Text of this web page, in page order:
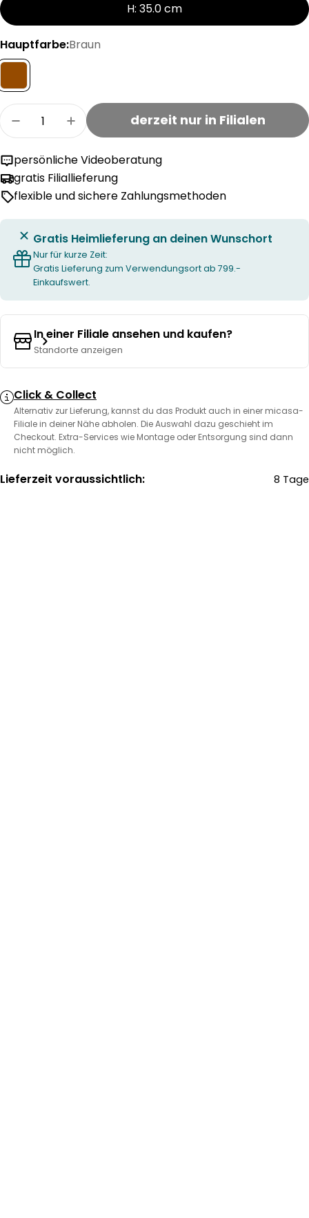
H: 35.0 cm
Hauptfarbe:Braun
Menge
Menge für ELVA Salontisch verringern
Menge für ELVA Salontisch erhöhen
derzeit nur in Filialen
persönliche Videoberatung
gratis Filiallieferung
flexible und sichere Zahlungsmethoden
Gratis Heimlieferung an deinen Wunschort
Nur für kurze Zeit:
Gratis Lieferung zum Verwendungsort ab 799.-
Einkaufswert.
In einer Filiale ansehen und kaufen?
Standorte anzeigen
Click & Collect
Alternativ zur Lieferung, kannst du das Produkt auch in einer micasa-
Filiale in deiner Nähe abholen. Die Auswahl dazu geschieht im
Checkout. Extra-Services wie Montage oder Entsorgung sind dann
nicht möglich.
Lieferzeit voraussichtlich: 8 Tage